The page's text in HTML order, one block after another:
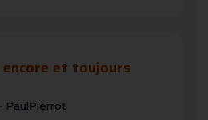
et toujours
PaulPierrot